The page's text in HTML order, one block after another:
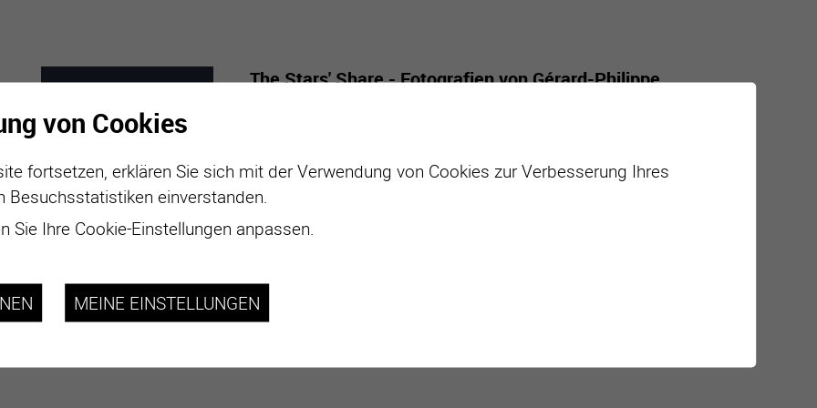
7 -29
MARZ NOVE
2026
The Stars' Share - Fotografien von Gérard-Philippe
aus aller Welt zusammen
plus d'informations
von Cookies
fortsetzen, erklären Sie sich mit der Verwendung von Cookies zur Verbesserung Ihres
Besuchsstatistiken einverstanden.
Sie Ihre Cookie-Einstellungen anpassen.
MEINE EINSTELLUNGEN